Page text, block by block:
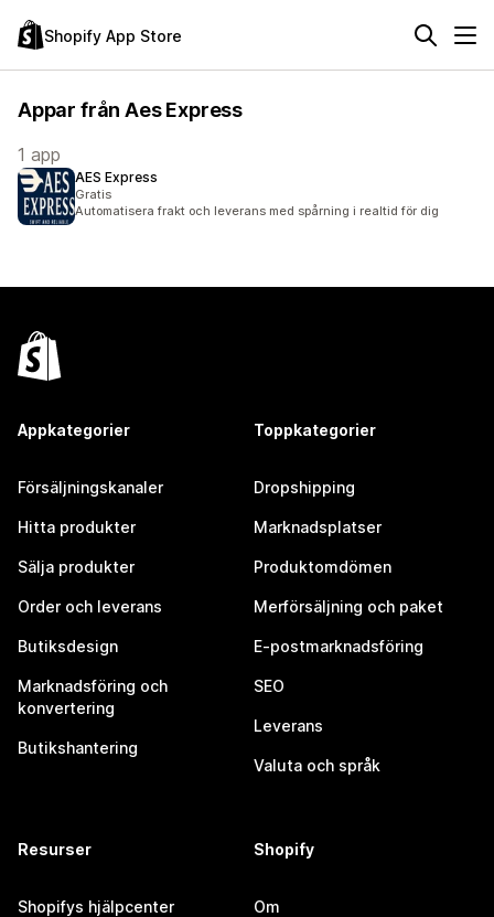
Shopify App Store
Appar från Aes Express
1 app
AES Express
Gratis
Automatisera frakt och leverans med spårning i realtid för dig
Appkategorier
Försäljningskanaler
Hitta produkter
Sälja produkter
Order och leverans
Butiksdesign
Marknadsföring och
konvertering
Butikshantering
Toppkategorier
Dropshipping
Marknadsplatser
Produktomdömen
Merförsäljning och paket
E-postmarknadsföring
SEO
Leverans
Valuta och språk
Resurser
Shopifys hjälpcenter
Shopify
Om